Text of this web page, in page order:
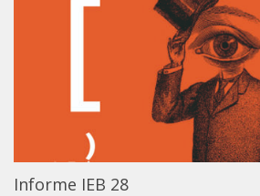
Informe IEB 28